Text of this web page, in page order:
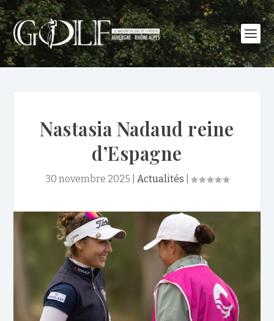
Nastasia Nadaud reine
d’Espagne
30 novembre 2025 Actualités